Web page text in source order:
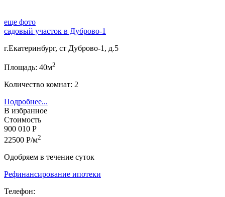
еще фото
садовый участок в Дуброво-1
г.Екатеринбург, ст Дуброво-1, д.5
Площадь: 40м2
Количество комнат: 2
Подробнее...
В избранное
Стоимость
900 010 Р
22500 Р/м2
Одобряем в течение суток
Рефинансирование ипотеки
Телефон: